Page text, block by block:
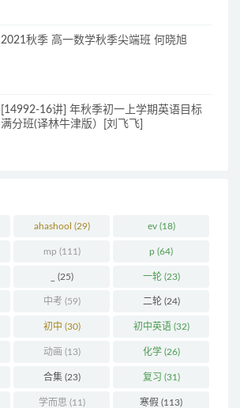
2021秋季 高一数学秋季尖端班 何晓旭
[14992-16讲] 年秋季初一上学期英语目标
满分班(译林牛津版）[刘飞飞]
ahashool (29) ev(18)
mp (111) p (64)
(25) 一轮(23)
中考 (59) 二轮(24)
初中 (30) 初中英语(32)
动画 (13) 化学(26)
合集(23) 复习 (31)
学而思 (11) 寒假 (113)